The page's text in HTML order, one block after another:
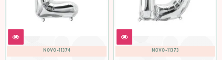
NOVO-11373
NOVO-11374